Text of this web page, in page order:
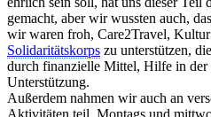
gemacht, aber wir wussten auch,
wir waren froh, Care2Travel,
Solidaritätskorps zu unterstützen,
durch finanzielle Mittel, Hilfe in der
Unterstützung.
Außerdem nahmen wir auch an
Aktivitäten teil. Montags und